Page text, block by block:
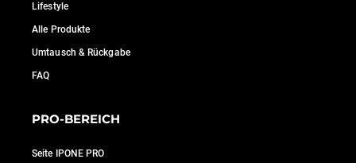
Lifestyle
Alle Produkte
Umtausch & Rückgabe
FAQ
PRO-BEREICH
Seite IPONE PRO